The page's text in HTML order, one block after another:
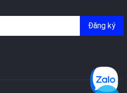
Đăng ký